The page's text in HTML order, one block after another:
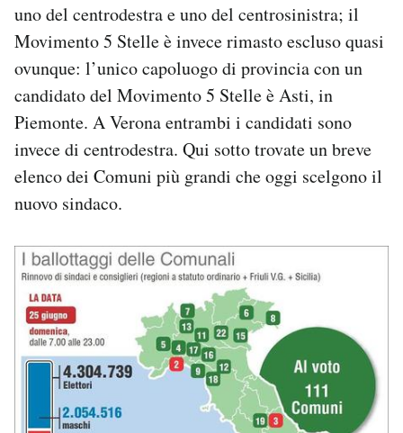
uno del centrodestra e uno del centrosinistra; il
Movimento 5 Stelle è invece rimasto escluso quasi
ovunque: l’unico capoluogo di provincia con un
candidato del Movimento 5 Stelle è Asti, in
Piemonte. A Verona entrambi i candidati sono
invece di centrodestra. Qui sotto trovate un breve
elenco dei Comuni più grandi che oggi scelgono il
nuovo sindaco.